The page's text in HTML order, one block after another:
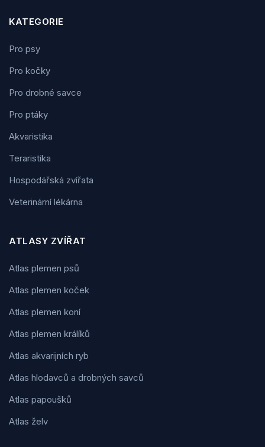
KATEGORIE
Pro psy
Pro kočky
Pro drobné savce
Pro ptáky
Akvaristika
Teraristika
Hospodářská zvířata
Veterinární lékárna
ATLASY ZVÍŘAT
Atlas plemen psů
Atlas plemen koček
Atlas plemen koní
Atlas plemen králíků
Atlas akvarijních ryb
Atlas hlodavců a drobných savců
Atlas papoušků
Atlas želv